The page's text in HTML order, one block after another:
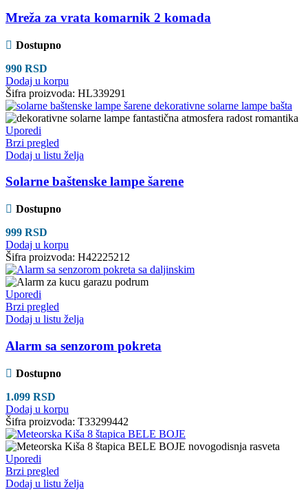
Mreža za vrata komarnik 2 komada
Dostupno
990 RSD
Dodaj u korpu
Šifra proizvoda: HL339291
Uporedi
Brzi pregled
Dodaj u listu želja
Solarne baštenske lampe šarene
Dostupno
999 RSD
Dodaj u korpu
Šifra proizvoda: H42225212
Uporedi
Brzi pregled
Dodaj u listu želja
Alarm sa senzorom pokreta
Dostupno
1.099 RSD
Dodaj u korpu
Šifra proizvoda: T33299442
Uporedi
Brzi pregled
Dodaj u listu želja